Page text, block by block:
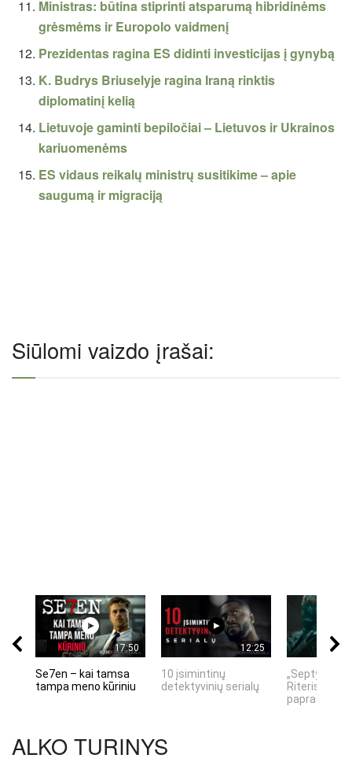
Ministras: būtina stiprinti atsparumą hibridinėms
grėsmėms ir Europolo vaidmenį
Prezidentas ragina ES didinti investicijas į gynybą
K. Budrys Briuselyje ragina Iraną rinktis
diplomatinį kelią
Lietuvoje gaminti bepiločiai – Lietuvos ir Ukrainos
kariuomenėms
ES vidaus reikalų ministrų susitikime – apie
saugumą ir migraciją
Siūlomi vaizdo įrašai:
17:50
Se7en – kai tamsa
tampa meno kūriniu
12:25
10 įsimintinų
detektyvinių serialų
„Septynių
Riteris" – kai
ALKO TURINYS